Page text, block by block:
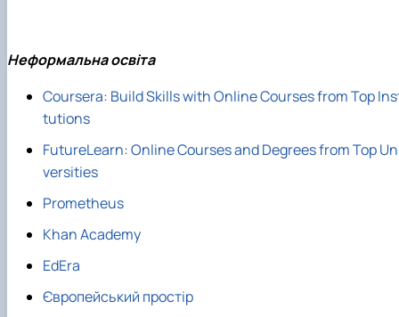
Неформальна освіта
Coursera: Build Skills with Online Courses from Top
tutions
FutureLearn: Online Courses and Degrees from Top
versities
Prometheus
Khan Academy
EdEra
Європейський простір